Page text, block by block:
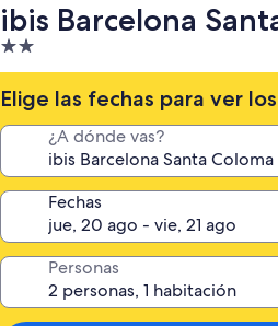
ibis Barcelona
Alojamiento
de
2.0 estrellas
Elige las fechas para ver
¿A dónde vas?
Fechas
Personas